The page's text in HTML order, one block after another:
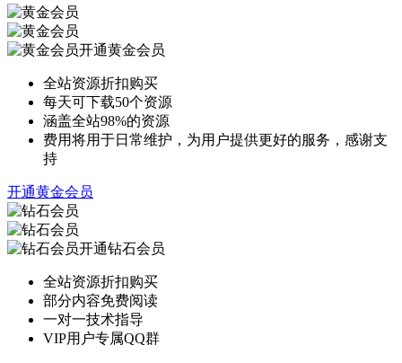
开通黄金会员
全站资源折扣购买
每天可下载50个资源
涵盖全站98%的资源
费用将用于日常维护，为用户提供更好的服务，感谢支
持
开通黄金会员
开通钻石会员
全站资源折扣购买
部分内容免费阅读
一对一技术指导
VIP用户专属QQ群